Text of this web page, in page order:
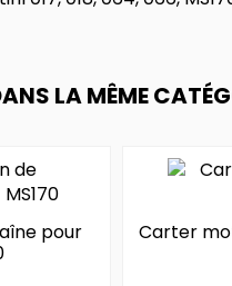
LA MÊME
pour
Carter